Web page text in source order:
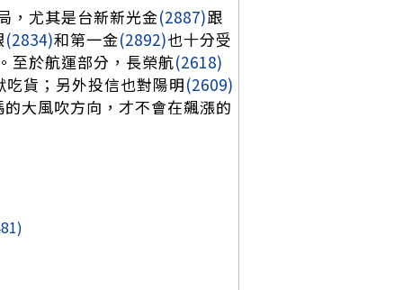
，尤其是台新新光金(2887)跟
(2834)和第一金(2892)也十分受
至於航運部分，長榮航(2618)
貨；另外投信也對陽明(2609)
大風吹方向，才不會在飆漲的